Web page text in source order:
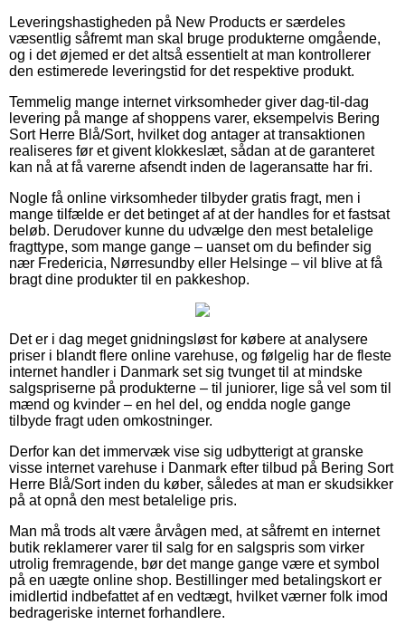
Leveringshastigheden på New Products er særdeles
væsentlig såfremt man skal bruge produkterne omgående,
og i det øjemed er det altså essentielt at man kontrollerer
den estimerede leveringstid for det respektive produkt.
Temmelig mange internet virksomheder giver dag-til-dag
levering på mange af shoppens varer, eksempelvis Bering
Sort Herre Blå/Sort, hvilket dog antager at transaktionen
realiseres før et givent klokkeslæt, sådan at de garanteret
kan nå at få varerne afsendt inden de lageransatte har fri.
Nogle få online virksomheder tilbyder gratis fragt, men i
mange tilfælde er det betinget af at der handles for et fastsat
beløb. Derudover kunne du udvælge den mest betalelige
fragttype, som mange gange – uanset om du befinder sig
nær Fredericia, Nørresundby eller Helsinge – vil blive at få
bragt dine produkter til en pakkeshop.
Det er i dag meget gnidningsløst for købere at analysere
priser i blandt flere online varehuse, og følgelig har de fleste
internet handler i Danmark set sig tvunget til at mindske
salgspriserne på produkterne – til juniorer, lige så vel som til
mænd og kvinder – en hel del, og endda nogle gange
tilbyde fragt uden omkostninger.
Derfor kan det immervæk vise sig udbytterigt at granske
visse internet varehuse i Danmark efter tilbud på Bering Sort
Herre Blå/Sort inden du køber, således at man er skudsikker
på at opnå den mest betalelige pris.
Man må trods alt være årvågen med, at såfremt en internet
butik reklamerer varer til salg for en salgspris som virker
utrolig fremragende, bør det mange gange være et symbol
på en uægte online shop. Bestillinger med betalingskort er
imidlertid indbefattet af en vedtægt, hvilket værner folk imod
bedrageriske internet forhandlere.